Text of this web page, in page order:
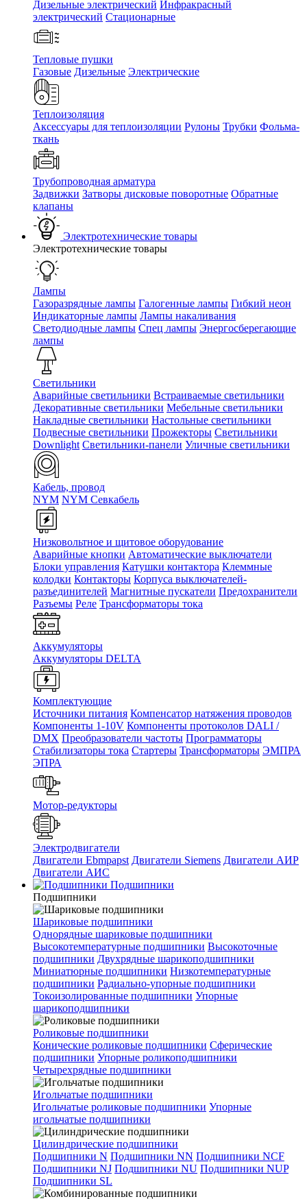
Дизельные электрический Инфракрасный
электрический Стационарные
Тепловые пушки
Газовые Дизельные Электрические
Теплоизоляция
Аксессуары для теплоизоляции Рулоны Трубки Фольма-
ткань
Трубопроводная арматура
Задвижки Затворы дисковые поворотные Обратные
клапаны
Электротехнические товары
Электротехнические товары
Лампы
Газоразрядные лампы Галогенные лампы Гибкий неон
Индикаторные лампы Лампы накаливания
Светодиодные лампы Спец лампы Энергосберегающие
лампы
Светильники
Аварийные светильники Встраиваемые светильники
Декоративные светильники Мебельные светильники
Накладные светильники Настольные светильники
Подвесные светильники Прожекторы Светильники
Downlight Светильники-панели Уличные светильники
Кабель, провод
NYM NYM Севкабель
Низковольтное и щитовое оборудование
Аварийные кнопки Автоматические выключатели
Блоки управления Катушки контактора Клеммные
колодки Контакторы Корпуса выключателей-
разъединителей Магнитные пускатели Предохранители
Разъемы Реле Трансформаторы тока
Аккумуляторы
Аккумуляторы DELTA
Комплектующие
Источники питания Компенсатор натяжения проводов
Компоненты 1-10V Компоненты протоколов DALI /
DMX Преобразователи частоты Программаторы
Стабилизаторы тока Стартеры Трансформаторы ЭМПРА
ЭПРА
Мотор-редукторы
Электродвигатели
Двигатели Ebmpapst Двигатели Siemens Двигатели АИР
Двигатели АИС
Подшипники
Подшипники
Шариковые подшипники
Однорядные шариковые подшипники
Высокотемпературные подшипники Высокоточные
подшипники Двухрядные шарикоподшипники
Миниатюрные подшипники Низкотемпературные
подшипники Радиально-упорные подшипники
Токоизолированные подшипники Упорные
шарикоподшипники
Роликовые подшипники
Конические роликовые подшипники Сферические
подшипники Упорные роликоподшипники
Четырехрядные подшипники
Игольчатые подшипники
Игольчатые роликовые подшипники Упорные
игольчатые подшипники
Цилиндрические подшипники
Подшипники N Подшипники NN Подшипники NCF
Подшипники NJ Подшипники NU Подшипники NUP
Подшипники SL